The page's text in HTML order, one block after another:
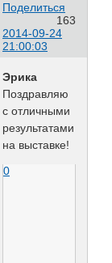
Поделиться
163
2014-09-24
21:00:03
Эрика
Поздравляю
с отличными
результатами
на выставке!
0